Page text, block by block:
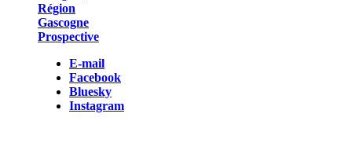
Région
Gascogne
Prospective
E-mail
Facebook
Bluesky
Instagram